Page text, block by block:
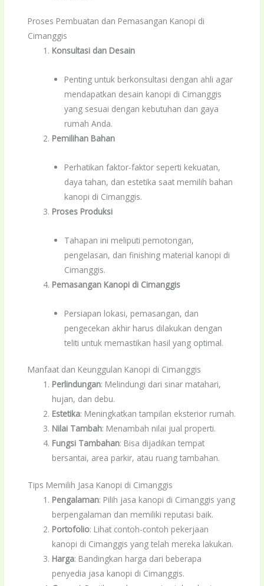
Proses Pembuatan dan Pemasangan Kanopi di
Cimanggis
Konsultasi dan Desain
Penting untuk berkonsultasi dengan ahli agar
mendapatkan desain kanopi di Cimanggis
yang sesuai dengan kebutuhan dan gaya
rumah Anda.
Pemilihan Bahan
Perhatikan faktor-faktor seperti kekuatan,
daya tahan, dan estetika saat memilih bahan
kanopi di Cimanggis.
Proses Produksi
Tahapan ini meliputi pemotongan,
pengelasan, dan finishing material kanopi di
Cimanggis.
Pemasangan Kanopi di Cimanggis
Persiapan lokasi, pemasangan, dan
pengecekan akhir harus dilakukan dengan
teliti untuk memastikan hasil yang optimal.
Manfaat dan Keunggulan Kanopi di Cimanggis
Perlindungan: Melindungi dari sinar matahari,
hujan, dan debu.
Estetika: Meningkatkan tampilan eksterior rumah.
Nilai Tambah: Menambah nilai jual properti.
Fungsi Tambahan: Bisa dijadikan tempat
bersantai, area parkir, atau ruang tambahan.
Tips Memilih Jasa Kanopi di Cimanggis
Pengalaman: Pilih jasa kanopi di Cimanggis yang
berpengalaman dan memiliki reputasi baik.
Portofolio: Lihat contoh-contoh pekerjaan
kanopi di Cimanggis yang telah mereka lakukan.
Harga: Bandingkan harga dari beberapa
penyedia jasa kanopi di Cimanggis.